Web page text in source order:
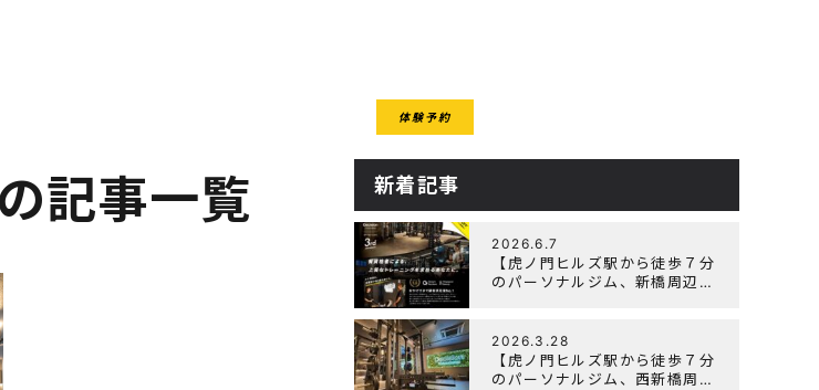
体験予約
の記事一覧 新着記事
2026.6.7
【虎ノ門ヒルズ駅から徒歩７分
のパーソナルジム、新橋周辺、
ペーン』実施中！
2026.3.28
【虎ノ門ヒルズ駅から徒歩７分
のパーソナルジム、西新橋周